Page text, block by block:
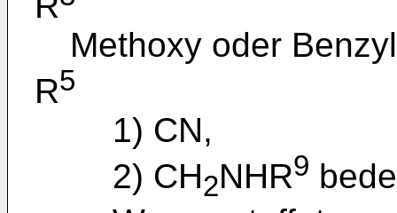
Methoxy oder
R5
1) CN,
2) CH2NHR9